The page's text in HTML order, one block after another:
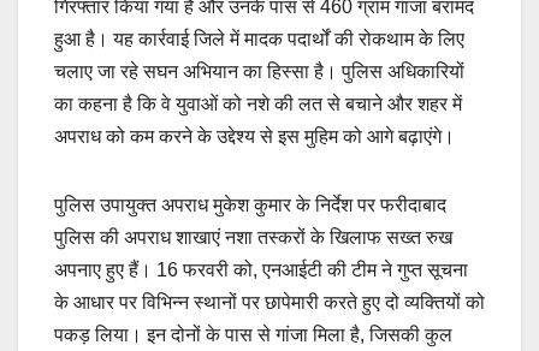
गिरफ्तार किया गया है और उनके पास से 460 ग्राम गांजा बरामद
हुआ है। यह कार्रवाई जिले में मादक पदार्थों की रोकथाम के लिए
चलाए जा रहे सघन अभियान का हिस्सा है। पुलिस अधिकारियों
का कहना है कि वे युवाओं को नशे की लत से बचाने और शहर में
अपराध को कम करने के उद्देश्य से इस मुहिम को आगे बढ़ाएंगे।
पुलिस उपायुक्त अपराध मुकेश कुमार के निर्देश पर फरीदाबाद
पुलिस की अपराध शाखाएं नशा तस्करों के खिलाफ सख्त रुख
अपनाए हुए हैं। 16 फरवरी को, एनआईटी की टीम ने गुप्त सूचना
के आधार पर विभिन्न स्थानों पर छापेमारी करते हुए दो व्यक्तियों को
पकड़ लिया। इन दोनों के पास से गांजा मिला है, जिसकी कुल